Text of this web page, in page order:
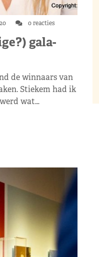
0 reacties
gala-
de winnaars van
Stiekem had ik
wat…